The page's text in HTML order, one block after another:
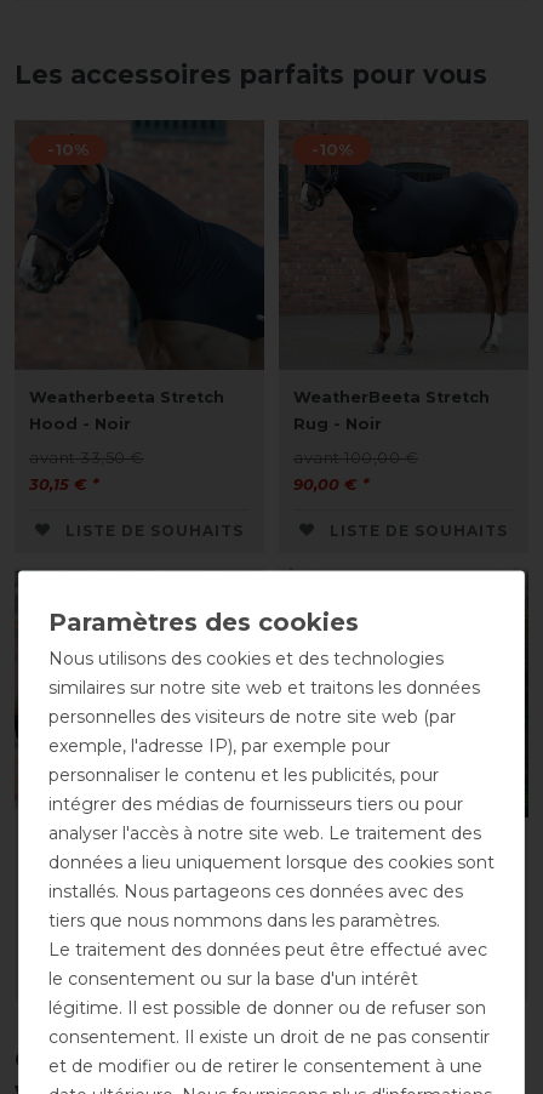
Les accessoires parfaits pour vous
-10%
Weatherbeeta Stretch
Hood - Noir
avant 33,50 €
30,15 € *
LISTE DE SOUHAITS
-10%
WeatherBeeta Stretch
Rug - Noir
avant 100,00 €
90,00 € *
LISTE DE SOUHAITS
Weatherbeeta Stretch
Neck Rug - Marine
15,90 € *
LISTE DE SOUHAITS
WeatherBeeta Calf Coat
- Noir
36,85 € *
LISTE DE SOUHAITS
Ces produits pourraient également
Nous utilisons des cookies et des technologies
similaires sur notre site web et traitons les données
personnelles des visiteurs de notre site web (par
exemple, l'adresse IP), par exemple pour
personnaliser le contenu et les publicités, pour
intégrer des médias de fournisseurs tiers ou pour
analyser l'accès à notre site web. Le traitement des
données a lieu uniquement lorsque des cookies sont
installés. Nous partageons ces données avec des
tiers que nous nommons dans les paramètres.
Le traitement des données peut être effectué avec
le consentement ou sur la base d'un intérêt
légitime. Il est possible de donner ou de refuser son
consentement. Il existe un droit de ne pas consentir
et de modifier ou de retirer le consentement à une